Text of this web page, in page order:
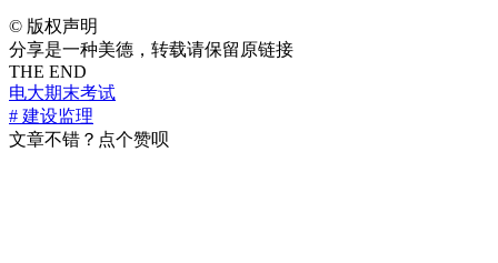
© 版权声明
分享是一种美德，转载请保留原链接
THE END
电大期末考试
# 建设监理
文章不错？点个赞呗